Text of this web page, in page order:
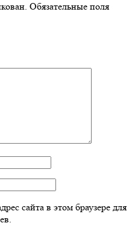
Обязательные поля
сайта в этом браузере для